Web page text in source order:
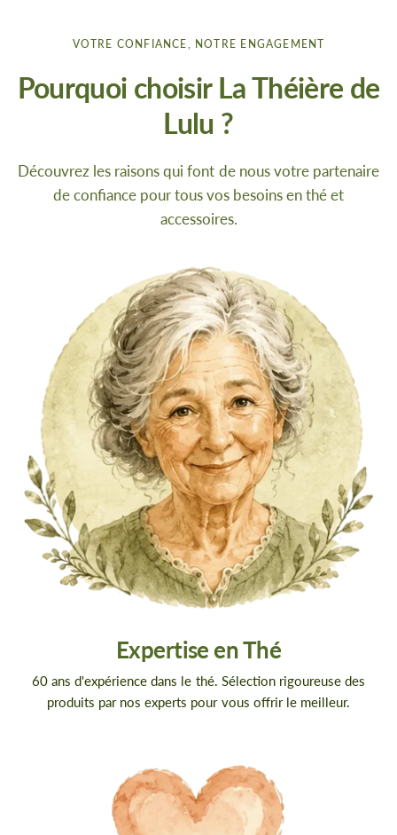
VOTRE CONFIANCE, NOTRE ENGAGEMENT
Pourquoi choisir La Théière de
Lulu ?
Découvrez les raisons qui font de nous votre partenaire
de confiance pour tous vos besoins en thé et
accessoires.
Expertise en Thé
60 ans d'expérience dans le thé. Sélection rigoureuse des
produits par nos experts pour vous offrir le meilleur.